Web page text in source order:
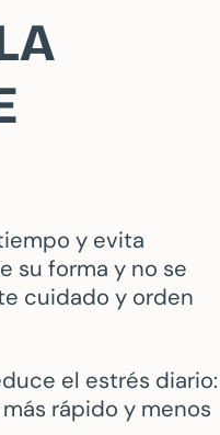
y evita
su forma y no se
cuidado y orden
el estrés diario:
rápido y menos